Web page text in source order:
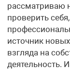
рассматриваю
проверить
источник
взгляда на
деятельность.